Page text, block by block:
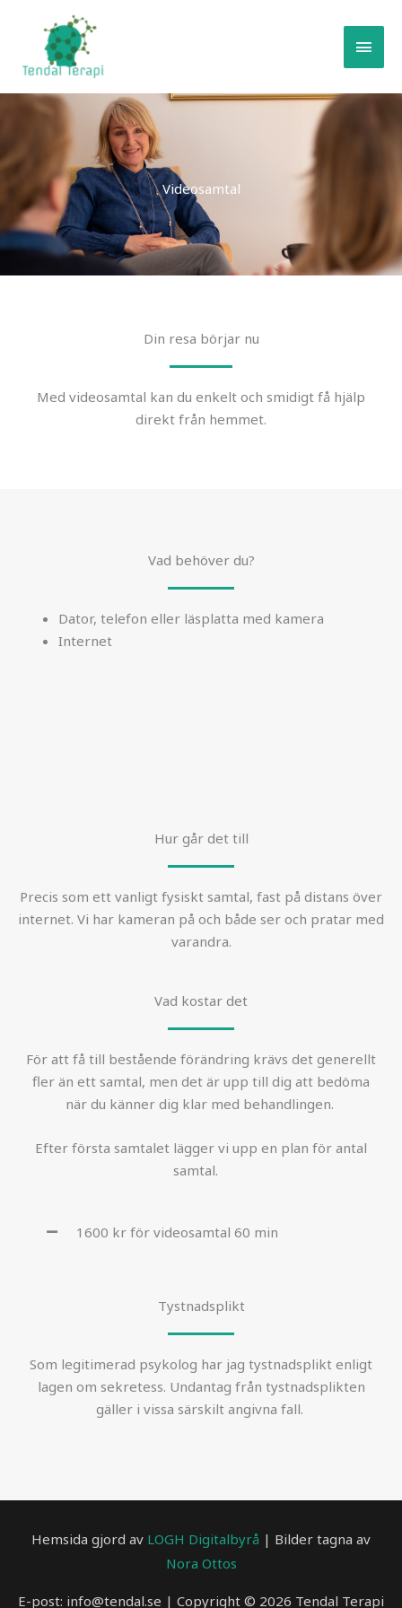
content
Videosamtal
Din resa börjar nu
Med videosamtal kan du enkelt och smidigt få hjälp
direkt från hemmet.
Vad behöver du?
Dator, telefon eller läsplatta med kamera
Internet
Hur går det till
Precis som ett vanligt fysiskt samtal, fast på distans över
internet. Vi har kameran på och både ser och pratar med
varandra.
Vad kostar det
För att få till bestående förändring krävs det generellt
fler än ett samtal, men det är upp till dig att bedöma
när du känner dig klar med behandlingen.
Efter första samtalet lägger vi upp en plan för antal
samtal.
1600 kr för videosamtal 60 min
Tystnadsplikt
Som legitimerad psykolog har jag tystnadsplikt enligt
lagen om sekretess. Undantag från tystnadsplikten
gäller i vissa särskilt angivna fall.
Hemsida gjord av LOGH Digitalbyrå | Bilder tagna av
Nora Ottos
E-post: info@tendal.se | Copyright © 2026 Tendal Terapi